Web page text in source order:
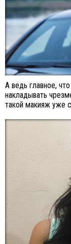
А ведь главное,
накладывать
такой макияж уже